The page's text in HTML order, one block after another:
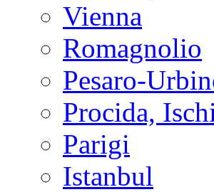
Vienna
Romagnolio
Pesaro-
Procida,
Parigi
Istanbul